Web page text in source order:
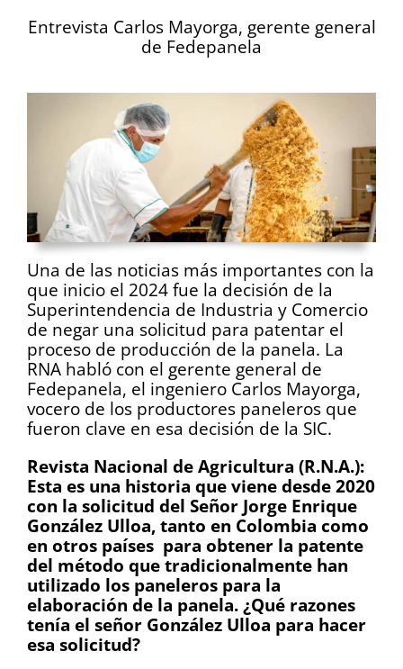
Entrevista Carlos Mayorga, gerente general
de Fedepanela
Una de las noticias más importantes con la
que inicio el 2024 fue la decisión de la
Superintendencia de Industria y Comercio
de negar una solicitud para patentar el
proceso de producción de la panela. La
RNA habló con el gerente general de
Fedepanela, el ingeniero Carlos Mayorga,
vocero de los productores paneleros que
fueron clave en esa decisión de la SIC.
Revista Nacional de Agricultura (R.N.A.):
Esta es una historia que viene desde 2020
con la solicitud del Señor Jorge Enrique
González Ulloa, tanto en Colombia como
en otros países para obtener la patente
del método que tradicionalmente han
utilizado los paneleros para la
elaboración de la panela. ¿Qué razones
tenía el señor González Ulloa para hacer
esa solicitud?